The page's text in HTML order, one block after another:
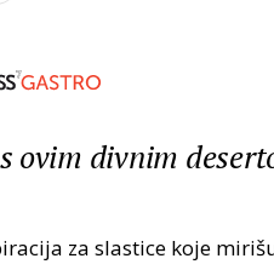
ovim divnim
za slastice koje